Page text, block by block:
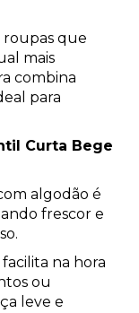
roupas que
mais
combina
para
Curta Bege
algodão é
frescor e
na hora
ou
leve e